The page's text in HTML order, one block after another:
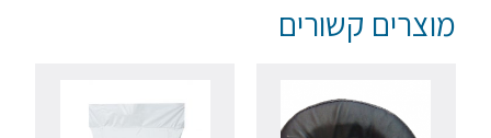
מוצרים קשורים